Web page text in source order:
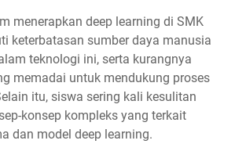
menerapkan deep learning di SMK
keterbatasan sumber daya manusia
teknologi ini, serta kurangnya
memadai untuk mendukung proses
itu, siswa sering kali kesulitan
konsep kompleks yang terkait
dan model deep learning.